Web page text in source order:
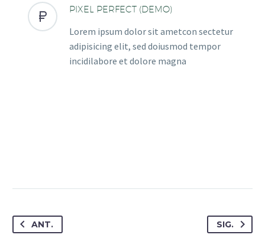


PIXEL PERFECT (DEMO)
Lorem ipsum dolor sit ametcon sectetur
adipisicing elit, sed doiusmod tempor
incidilabore et dolore magna
ANT. SIG.